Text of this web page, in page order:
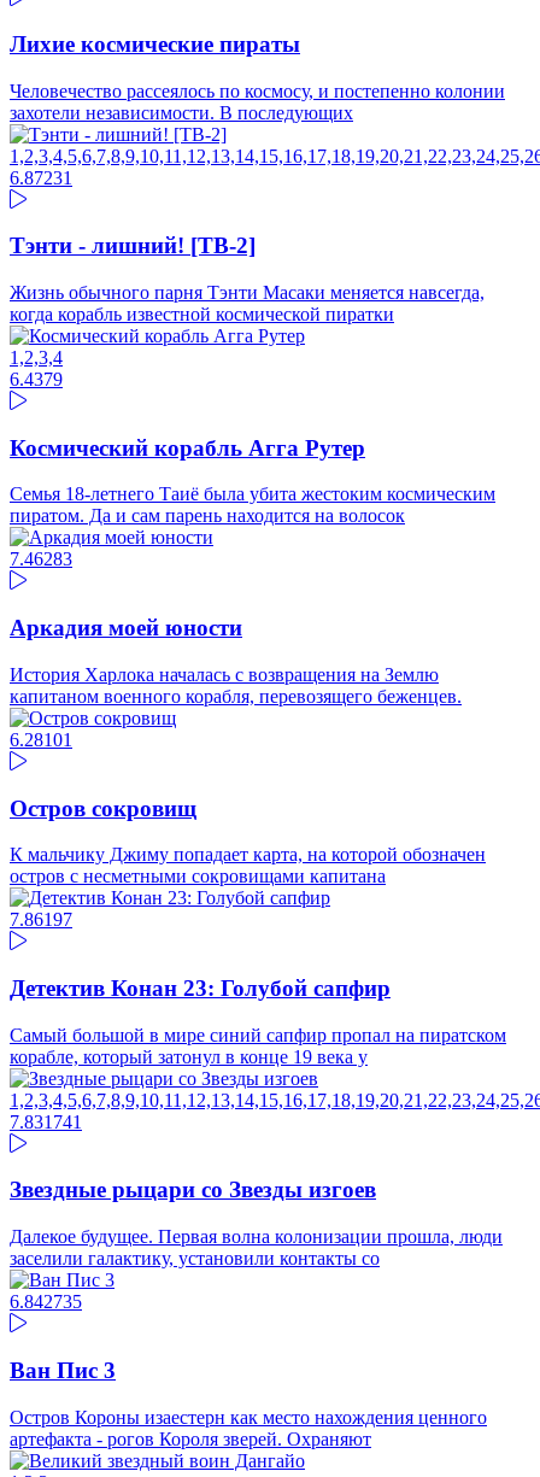
Лихие космические пираты
Человечество рассеялось по космосу, и постепенно колонии
захотели независимости. В последующих
6.87231
Тэнти - лишний! [ТВ-2]
Жизнь обычного парня Тэнти Масаки меняется навсегда,
когда корабль известной космической пиратки
1,2,3,4
6.4379
Космический корабль Агга Рутер
Семья 18-летнего Таиё была убита жестоким космическим
пиратом. Да и сам парень находится на волосок
7.46283
Аркадия моей юности
История Харлока началась с возвращения на Землю
капитаном военного корабля, перевозящего беженцев.
6.28101
Остров сокровищ
К мальчику Джиму попадает карта, на которой обозначен
остров с несметными сокровищами капитана
7.86197
Детектив Конан 23: Голубой сапфир
Самый большой в мире синий сапфир пропал на пиратском
корабле, который затонул в конце 19 века у
7.831741
Звездные рыцари со Звезды изгоев
Далекое будущее. Первая волна колонизации прошла, люди
заселили галактику, установили контакты со
6.842735
Ван Пис 3
Остров Короны изаестерн как место нахождения ценного
артефакта - рогов Короля зверей. Охраняют